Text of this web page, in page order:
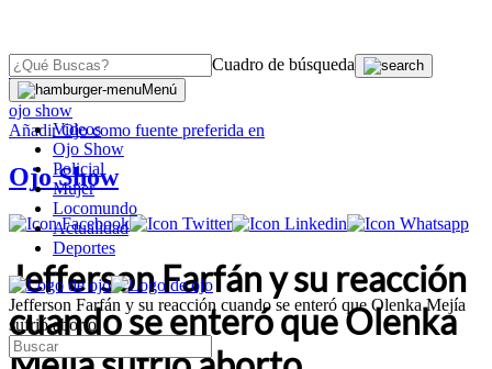
Cuadro de búsqueda
Menú
Videos
Ojo Show
Policial
Mujer
Locomundo
Actualidad
Deportes
Jefferson Farfán y su reacción cuando se enteró que Olenka Mejía
sufrió aborto
OJO
ojo show
AñadirOjocomo fuente preferida en
Ojo Show
Jefferson Farfán y su reacción
cuando se enteró que Olenka